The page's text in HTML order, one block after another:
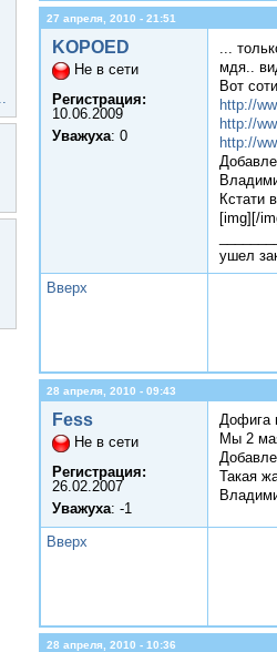
27 апреля, 2010 - 21:51
KOPOED
Не в сети
Регистрация:
10.06.2009
Уважуха: 0
...
мдя..
Вот
http://
http://
http://
Кстати
[img] [/
ушел
Вверх
28 апреля, 2010 - 09:43
Fess
Не в сети
Регистрация:
26.02.2007
Уважуха: -1
Дофига
Мы 2
Такая
Вверх
28 апреля, 2010 - 10:36